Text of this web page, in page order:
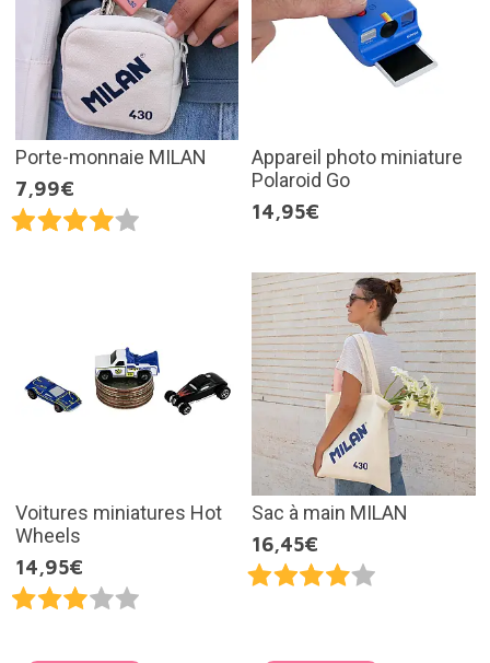
Porte-monnaie MILAN
7,99€
Appareil photo miniature
Polaroid Go
14,95€
Voitures miniatures Hot
Wheels
14,95€
Sac à main MILAN
16,45€